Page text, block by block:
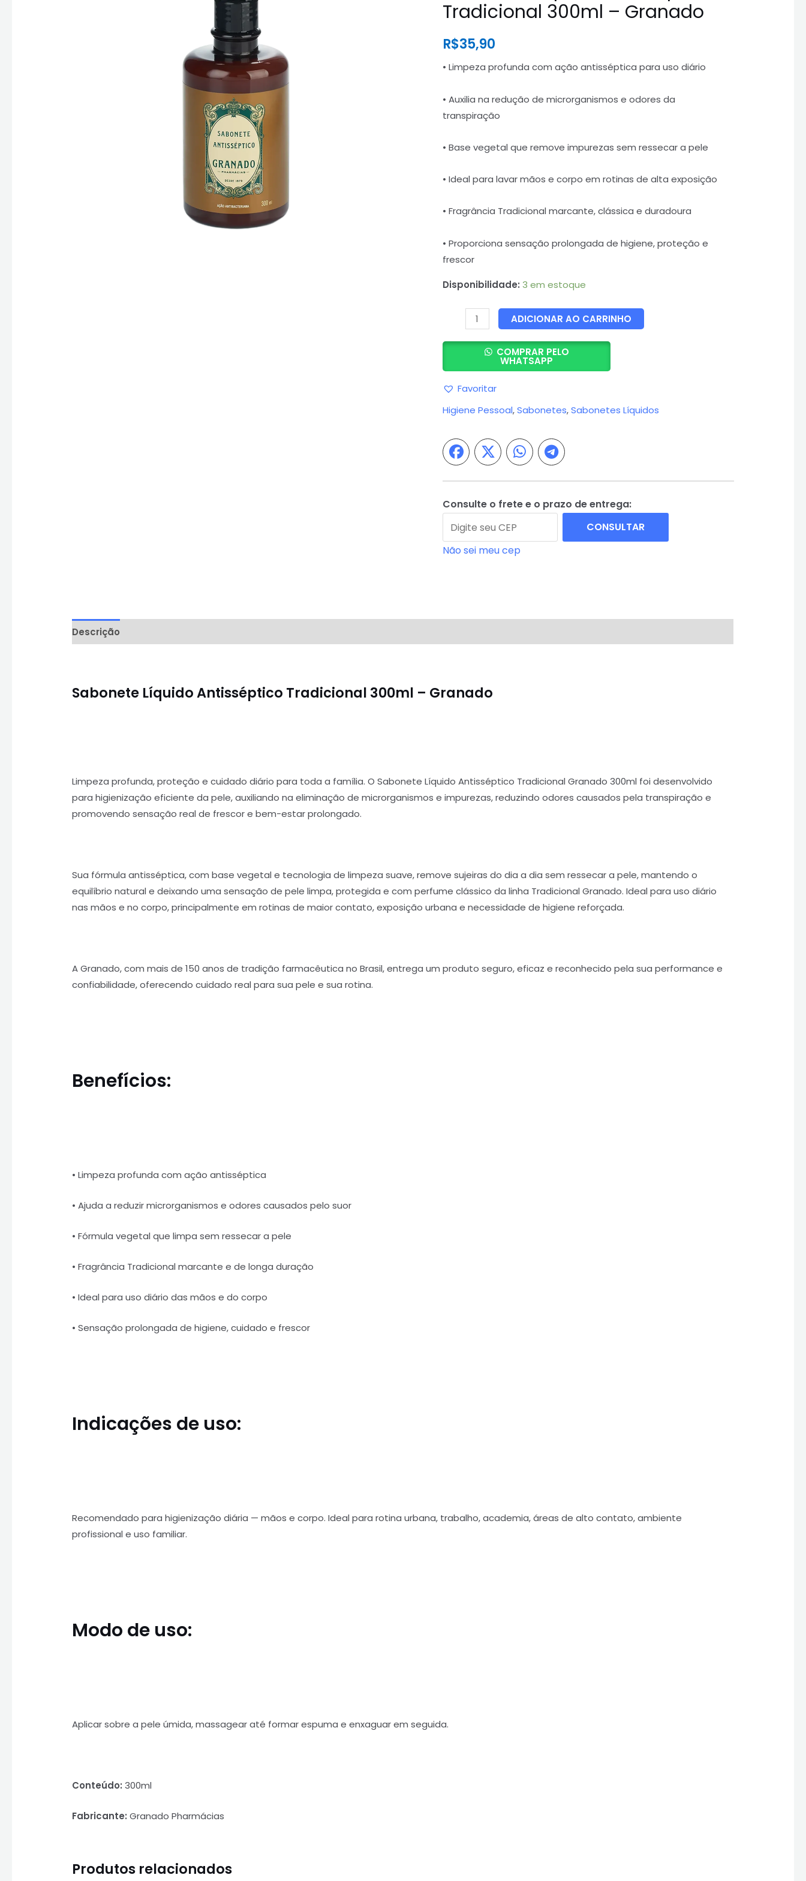
Tradicional 300ml – Granado
R$35,90
• Limpeza profunda com ação antisséptica para uso diário
• Auxilia na redução de microrganismos e odores da
transpiração
• Base vegetal que remove impurezas sem ressecar a pele
• Ideal para lavar mãos e corpo em rotinas de alta exposição
• Fragrância Tradicional marcante, clássica e duradoura
• Proporciona sensação prolongada de higiene, proteção e
frescor
Disponibilidade: 3 em estoque
Sabonete
Líquido
Antisséptico
Granado
ADICIONAR AO CARRINHO
COMPRAR PELO
WHATSAPP
Favoritar
Higiene Pessoal,Sabonetes,Sabonetes Líquidos
Consulte o frete e o prazo de entrega:
CONSULTAR
Não sei meu cep
Descrição
Sabonete Líquido Antisséptico Tradicional 300ml – Granado
Limpeza profunda, proteção e cuidado diário para toda a família. O Sabonete Líquido Antisséptico Tradicional Granado 300ml foi desenvolvido
para higienização eficiente da pele, auxiliando na eliminação de microrganismos e impurezas, reduzindo odores causados pela transpiração e
promovendo sensação real de frescor e bem-estar prolongado.
Sua fórmula antisséptica, com base vegetal e tecnologia de limpeza suave, remove sujeiras do dia a dia sem ressecar a pele, mantendo o
equilíbrio natural e deixando uma sensação de pele limpa, protegida e com perfume clássico da linha Tradicional Granado. Ideal para uso diário
nas mãos e no corpo, principalmente em rotinas de maior contato, exposição urbana e necessidade de higiene reforçada.
A Granado, com mais de 150 anos de tradição farmacêutica no Brasil, entrega um produto seguro, eficaz e reconhecido pela sua performance e
confiabilidade, oferecendo cuidado real para sua pele e sua rotina.
Benefícios:
• Limpeza profunda com ação antisséptica
• Ajuda a reduzir microrganismos e odores causados pelo suor
• Fórmula vegetal que limpa sem ressecar a pele
• Fragrância Tradicional marcante e de longa duração
• Ideal para uso diário das mãos e do corpo
• Sensação prolongada de higiene, cuidado e frescor
Indicações de uso:
Recomendado para higienização diária — mãos e corpo. Ideal para rotina urbana, trabalho, academia, áreas de alto contato, ambiente
profissional e uso familiar.
Modo de uso:
Aplicar sobre a pele úmida, massagear até formar espuma e enxaguar em seguida.
Conteúdo: 300ml
Fabricante: Granado Pharmácias
Produtos relacionados